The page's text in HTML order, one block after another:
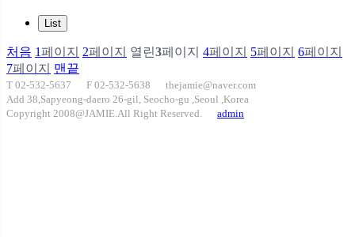
List
처음 1페이지 2페이지 열린 3페이지 4페이지 5페이지 6페이지
7페이지 맨끝
T 02-532-5637 F 02-532-5638
thejamie@naver.com
Add 38,Sapyeong-daero 26-gil, Seocho-gu ,Seoul ,Korea
Copyright 2008@JAMIE.All Right Reserved.
admin